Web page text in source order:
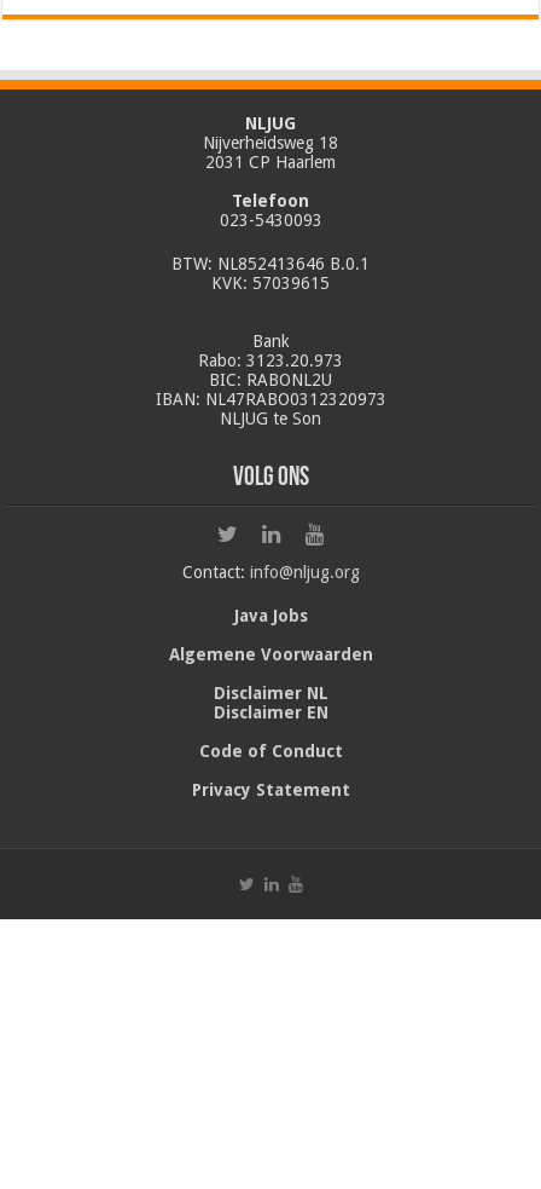
NLJUG
Nijverheidsweg 18
2031 CP Haarlem
Telefoon
023-5430093
BTW: NL852413646 B.0.1
KVK: 57039615
Bank
Rabo: 3123.20.973
BIC: RABONL2U
IBAN: NL47RABO0312320973
NLJUG te Son
Volg ons
Contact: info@nljug.org
Java Jobs
Algemene Voorwaarden
Disclaimer NL
Disclaimer EN
Code of Conduct
Privacy Statement